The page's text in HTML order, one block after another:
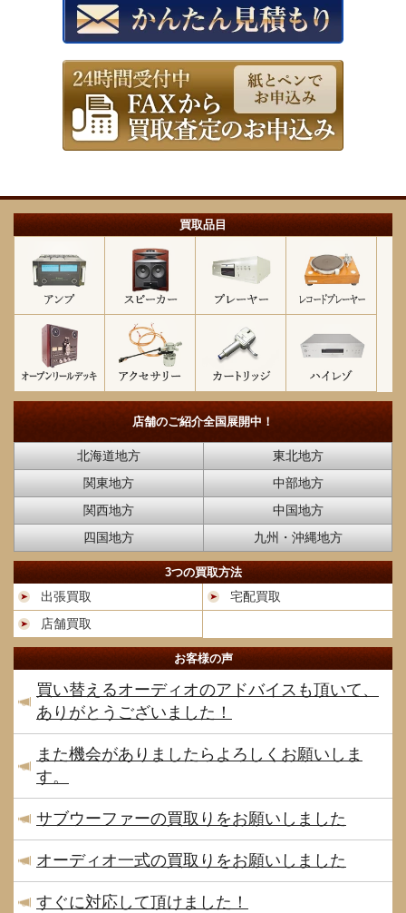
買取品目
店舗のご紹介全国展開中！
北海道地方
東北地方
関東地方
中部地方
関西地方
中国地方
四国地方
九州・沖縄地方
3つの買取方法
出張買取
宅配買取
店舗買取
お客様の声
買い替えるオーディオのアドバイスも頂いて、
ありがとうございました！
また機会がありましたらよろしくお願いしま
す。
サブウーファーの買取りをお願いしました
オーディオ一式の買取りをお願いしました
すぐに対応して頂けました！